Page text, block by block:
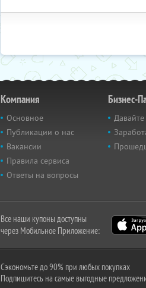
Компания
Основное
Публикации о нас
Вакансии
Правила сервиса
Ответы на вопросы
Бизнес-
Все наши купоны доступны
через Мобильное Приложение:
Сэкономьте до 90% при любых покупках
Подпишитесь на самые выгодные